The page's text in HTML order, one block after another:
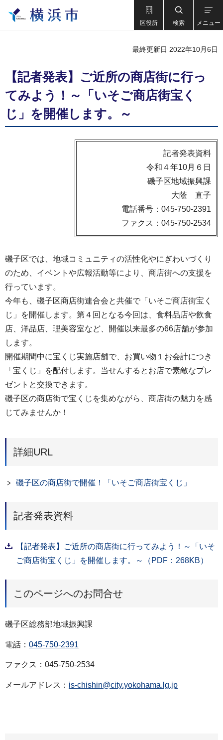
区役所 検索 メニュー
最終更新日 2022年10月6日
【記者発表】ご近所の商店街に行っ
てみよう！～「いそご商店街宝く
じ」を開催します。～
記者発表資料
令和４年10月６日
磯子区地域振興課
大蔭 直子
電話番号：045-750-2391
ファクス：045-750-2534
磯子区では、地域コミュニティの活性化やにぎわいづくり
のため、イベントや広報活動等により、商店街への支援を
行っています。
今年も、磯子区商店街連合会と共催で「いそご商店街宝く
じ」を開催します。第４回となる今回は、食料品店や飲食
店、洋品店、理美容室など、開催以来最多の66店舗が参加
します。
開催期間中に宝くじ実施店舗で、お買い物１お会計につき
「宝くじ」を配付します。当せんするとお店で素敵なプレ
ゼントと交換できます。
磯子区の商店街で宝くじを集めながら、商店街の魅力を感
じてみませんか！
詳細URL
磯子区の商店街で開催！「いそご商店街宝くじ」
記者発表資料
【記者発表】ご近所の商店街に行ってみよう！～「いそ
ご商店街宝くじ」を開催します。～（PDF：268KB）
このページへのお問合せ
磯子区総務部地域振興課
電話： 045-750-2391
ファクス：045-750-2534
メールアドレス： is-chishin@city.yokohama.lg.jp